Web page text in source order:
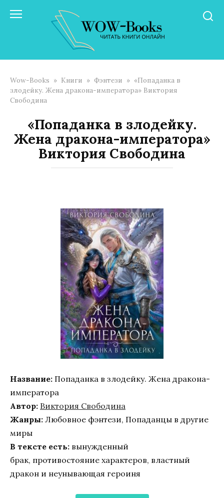
Wow-Books » Книги » Фэнтези » «Попаданка в
злодейку. Жена дракона-императора» Виктория
Свободина
«Попаданка в злодейку.
Жена дракона-императора»
Виктория Свободина
Название: Попаданка в злодейку. Жена дракона-
императора
Автор: Виктория Свободина
Жанры: Любовное фэнтези, Попаданцы в другие
миры
В тексте есть: вынужденный
брак, противостояние характеров, властный
дракон и неунывающая героиня